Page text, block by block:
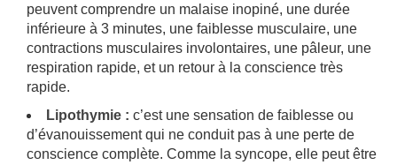
peuvent comprendre un malaise inopiné, une durée
inférieure à 3 minutes, une faiblesse musculaire, une
contractions musculaires involontaires, une pâleur, une
respiration rapide, et un retour à la conscience très
rapide.
Lipothymie : c’est une sensation de faiblesse ou
d’évanouissement qui ne conduit pas à une perte de
conscience complète. Comme la syncope, elle peut être